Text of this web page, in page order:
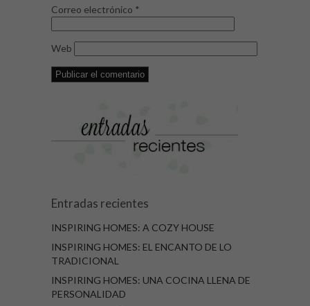
Correo electrónico *
Web
Entradas recientes
INSPIRING HOMES: A COZY HOUSE
INSPIRING HOMES: EL ENCANTO DE LO
TRADICIONAL
INSPIRING HOMES: UNA COCINA LLENA DE
PERSONALIDAD